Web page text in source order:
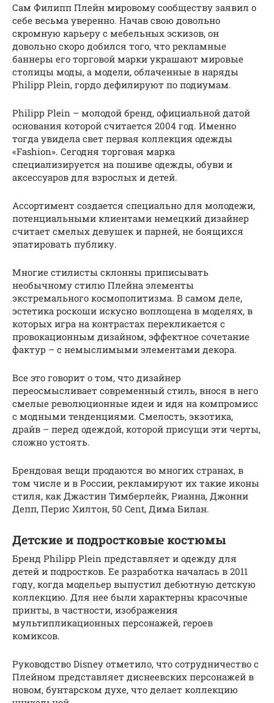
Сам Филипп Плейн мировому сообществу заявил о
себе весьма уверенно. Начав свою довольно
скромную карьеру с мебельных эскизов, он
довольно скоро добился того, что рекламные
баннеры его торговой марки украшают мировые
столицы моды, а модели, облаченные в наряды
Philipp Plein, гордо дефилируют по подиумам.
Philipp Plein – молодой бренд, официальной датой
основания которой считается 2004 год. Именно
тогда увидела свет первая коллекция одежды
«Fashion». Сегодня торговая марка
специализируется на пошиве одежды, обуви и
аксессуаров для взрослых и детей.
Ассортимент создается специально для молодежи,
потенциальными клиентами немецкий дизайнер
считает смелых девушек и парней, не боящихся
эпатировать публику.
Многие стилисты склонны приписывать
необычному стилю Плейна элементы
экстремального космополитизма. В самом деле,
эстетика роскоши искусно воплощена в моделях, в
которых игра на контрастах перекликается с
провокационным дизайном, эффектное сочетание
фактур – с немыслимыми элементами декора.
Все это говорит о том, что дизайнер
переосмысливает современный стиль, внося в него
смелые революционные идеи и идя на компромисс
с модными тенденциями. Смелость, экзотика,
драйв – перед одеждой, которой присущи эти черты,
сложно устоять.
Брендовая вещи продаются во многих странах, в
том числе и в России, рекламируют их такие иконы
стиля, как Джастин Тимберлейк, Рианна, Джонни
Депп, Перис Хилтон, 50 Cent, Дима Билан.
Детские и подростковые костюмы
Бренд Philipp Plein представляет и одежду для
детей и подростков. Ее разработка началась в 2011
году, когда модельер выпустил дебютную детскую
коллекцию. Для нее были характерны красочные
принты, в частности, изображения
мультипликационных персонажей, героев
комиксов.
Руководство Disney отметило, что сотрудничество с
Плейном представляет диснеевских персонажей в
новом, бунтарском духе, что делает коллекцию